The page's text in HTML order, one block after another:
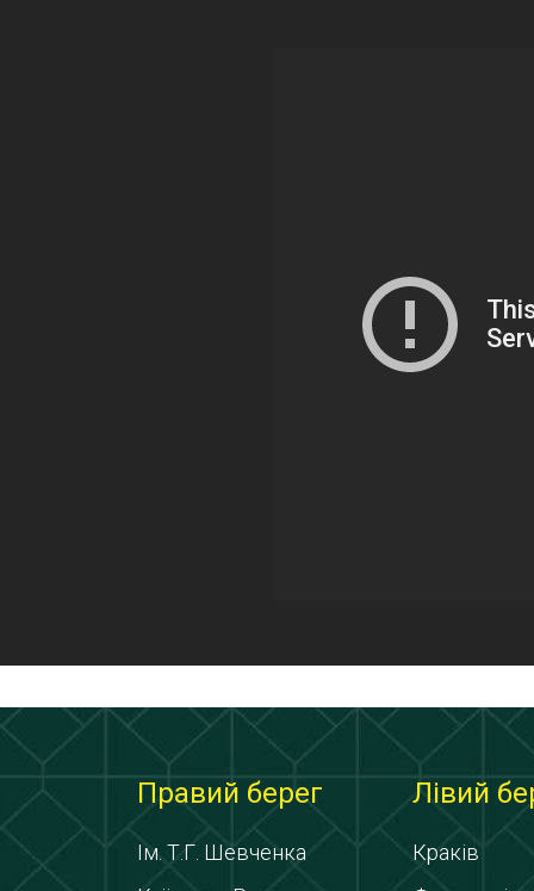
Правий берег
Ім. Т.Г. Шевченка
Лівий
Краків